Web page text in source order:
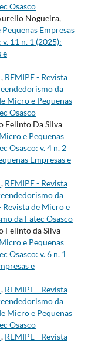
Osasco
Nogueira,
Empresas
11 n. 1 (2025):
e
, REMIPE - Revista
da
Micro e Pequenas
Osasco
Felinto Da Silva
e Pequenas
Osasco: v. 4 n. 2
Empresas e
, REMIPE - Revista
da
Revista de Micro e
da Fatec Osasco
Felinto da Silva
e Pequenas
Osasco: v. 6 n. 1
e
, REMIPE - Revista
da
Micro e Pequenas
Osasco
, REMIPE - Revista